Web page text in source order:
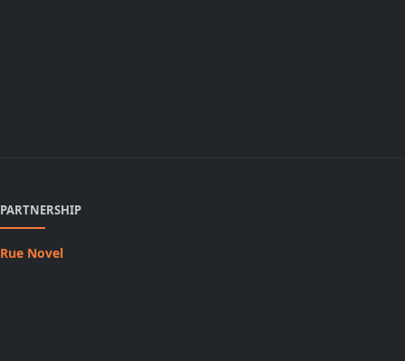
PARTNERSHIP
Rue Novel